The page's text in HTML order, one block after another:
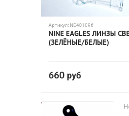
Артикул: NE401096
NINE EAGLES ЛИНЗЫ
(ЗЕЛЁНЫЕ/БЕЛЫЕ)
660 руб